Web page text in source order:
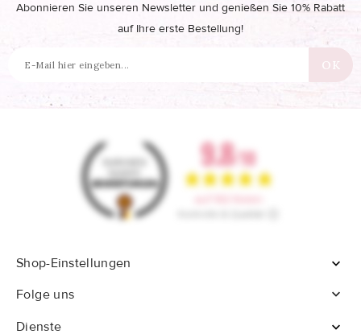
Abonnieren Sie unseren Newsletter und genießen Sie 10% Rabatt
auf Ihre erste Bestellung!
Shop-Einstellungen

Folge uns

Dienste
